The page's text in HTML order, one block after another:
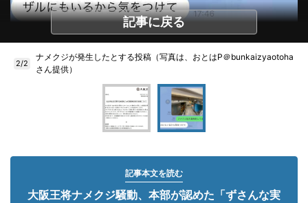
記事に戻る
2/2
ナメクジが発生したとする投稿（写真は、おとはP＠bunkaizyaotoha
さん提供）
記事本文を読む
大阪王将ナメクジ騒動、本部が認めた「ずさんな実